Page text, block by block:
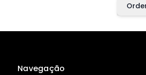
Navegação